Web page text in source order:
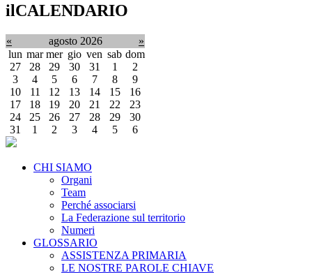
ilCALENDARIO
« agosto 2026
»
lun mar mer gio ven sab dom
27
28 29 30 31 1
2
3
4 5 6 7 8
9
10
11 12 13 14 15
16
17
18 19 20 21 22
23
24
25 26 27 28 29
30
31
1 2 3 4 5 6
CHI SIAMO
Organi
Team
Perché associarsi
La Federazione sul territorio
Numeri
GLOSSARIO
ASSISTENZA PRIMARIA
LE NOSTRE PAROLE CHIAVE